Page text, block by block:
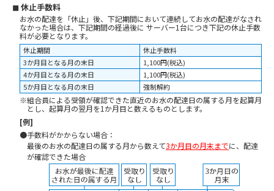
◼ 休止手数料
お水の配達を「休止」後、下記期間において連続してお水の配達がなされ
なかった場合は、下記期間の経過後に サーバー1台につき下記の休止手数
料が必要となります。
休止期間
休止手数料
3か月目となる月の末日
1,100円(税込)
4か月目となる月の末日
1,100円(税込)
5か月目となる月の末日
強制解約
※組合員による受領が確認できた直近のお水の配達日の属する月を起算月
とし、起算月の翌月を1か月目と数えるものとします。
[例]
●手数料がかからない場合：
最後のお水の配達日の属する月から数えて3か月目の月末までに、配達
が確認できた場合